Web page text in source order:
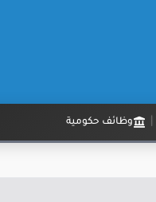
وظائف حكومية